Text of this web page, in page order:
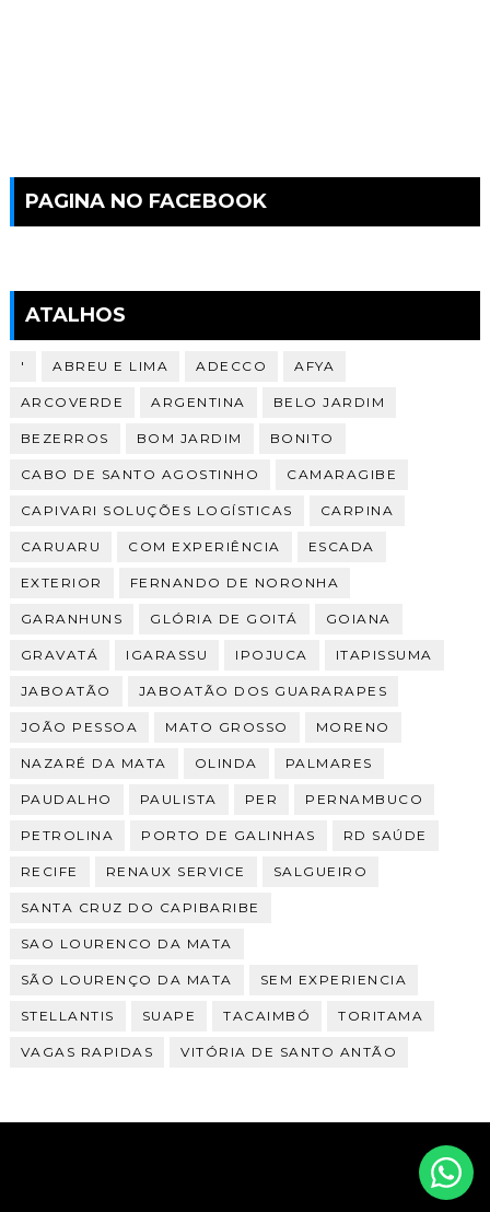
PAGINA NO FACEBOOK
ATALHOS
' ABREU E LIMA ADECCO AFYA
ARCOVERDE ARGENTINA BELO JARDIM
BEZERROS BOM JARDIM BONITO
CABO DE SANTO AGOSTINHO CAMARAGIBE
CAPIVARI SOLUÇÕES LOGÍSTICAS CARPINA
CARUARU COM EXPERIÊNCIA ESCADA
EXTERIOR FERNANDO DE NORONHA
GARANHUNS GLÓRIA DE GOITÁ GOIANA
GRAVATÁ IGARASSU IPOJUCA ITAPISSUMA
JABOATÃO JABOATÃO DOS GUARARAPES
JOÃO PESSOA MATO GROSSO MORENO
NAZARÉ DA MATA OLINDA PALMARES
PAUDALHO PAULISTA PER PERNAMBUCO
PETROLINA PORTO DE GALINHAS RD SAÚDE
RECIFE RENAUX SERVICE SALGUEIRO
SANTA CRUZ DO CAPIBARIBE
SAO LOURENCO DA MATA
SÃO LOURENÇO DA MATA SEM EXPERIENCIA
STELLANTIS SUAPE TACAIMBÓ TORITAMA
VAGAS RAPIDAS VITÓRIA DE SANTO ANTÃO